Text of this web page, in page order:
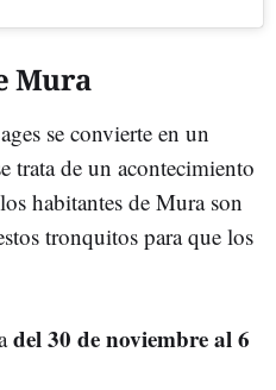
Mura
se convierte en un
trata de un acontecimiento
habitantes de Mura son
tronquitos para que los
del 30 de noviembre al 6